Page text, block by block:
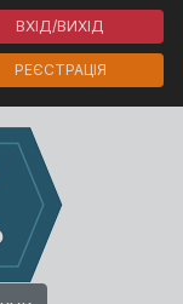
ВХІД/ВИХІД
РЕЄСТРАЦІЯ